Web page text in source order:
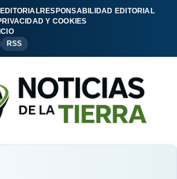
RESPONSABILIDAD EDITORIAL
Y COOKIES
RSS